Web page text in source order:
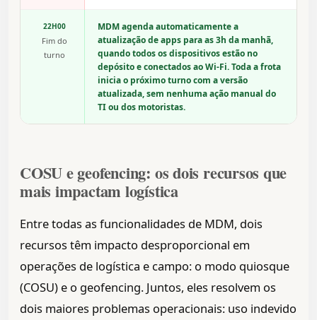
22H00
Fim do
turno
MDM agenda automaticamente a
atualização de apps para as 3h da manhã,
quando todos os dispositivos estão no
depósito e conectados ao Wi-Fi. Toda a frota
inicia o próximo turno com a versão
atualizada, sem nenhuma ação manual do
TI ou dos motoristas.
COSU e geofencing: os dois recursos que
mais impactam logística
Entre todas as funcionalidades de MDM, dois
recursos têm impacto desproporcional em
operações de logística e campo: o modo quiosque
(COSU) e o geofencing. Juntos, eles resolvem os
dois maiores problemas operacionais: uso indevido